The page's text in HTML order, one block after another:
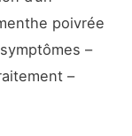
poivrée
–
–